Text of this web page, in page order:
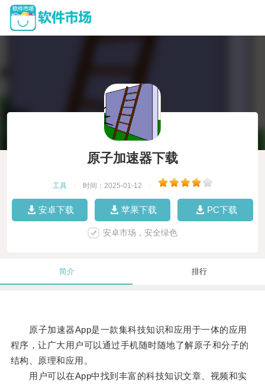
原子加速器下载
工具 时间：2025-01-12
安卓下载 苹果下载 PC下载
安卓市场，安全绿色
简介 排行
原子加速器App是一款集科技知识和应用于一体的应用
程序，让广大用户可以通过手机随时随地了解原子和分子的
结构、原理和应用。
用户可以在App中找到丰富的科技知识文章、视频和实